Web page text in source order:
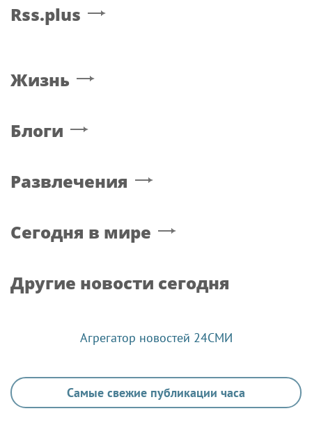
Rss.plus
Жизнь
Блоги
Развлечения
Сегодня в мире
Другие новости сегодня
Агрегатор новостей 24СМИ
Самые свежие публикации часа